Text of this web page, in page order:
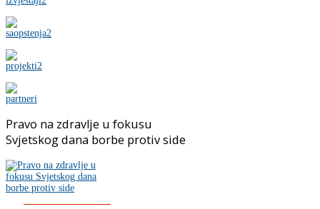
Pravo na zdravlje u fokusu
Svjetskog dana borbe protiv side